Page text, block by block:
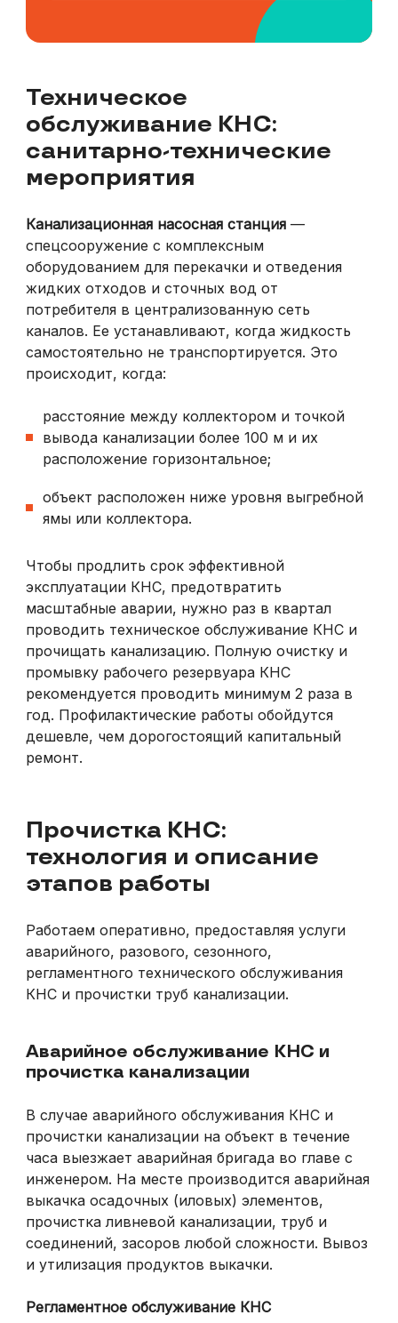
Техническое
обслуживание КНС:
санитарно-технические
мероприятия
Канализационная насосная станция—
спецсооружение с комплексным
оборудованием для перекачки и отведения
жидких отходов и сточных вод от
потребителя в централизованную сеть
каналов. Ее устанавливают, когда жидкость
самостоятельно не транспортируется. Это
происходит, когда:
расстояние между коллектором и точкой
вывода канализации более 100 м и их
расположение горизонтальное;
объект расположен ниже уровня выгребной
ямы или коллектора.
Чтобы продлить срок эффективной
эксплуатации КНС, предотвратить
масштабные аварии, нужно раз в квартал
проводить техническое обслуживание КНС и
прочищать канализацию. Полную очистку и
промывку рабочего резервуара КНС
рекомендуется проводить минимум 2 раза в
год. Профилактические работы обойдутся
дешевле, чем дорогостоящий капитальный
ремонт.
Прочистка КНС:
технология и описание
этапов работы
Работаем оперативно, предоставляя услуги
аварийного, разового, сезонного,
регламентного технического обслуживания
КНС и прочистки труб канализации.
Аварийное обслуживание КНС и
прочистка канализации
В случае аварийного обслуживания КНС и
прочистки канализации на объект в течение
часа выезжает аварийная бригада во главе с
инженером. На месте производится аварийная
выкачка осадочных (иловых) элементов,
прочистка ливневой канализации, труб и
соединений, засоров любой сложности. Вывоз
и утилизация продуктов выкачки.
Регламентное обслуживание КНС